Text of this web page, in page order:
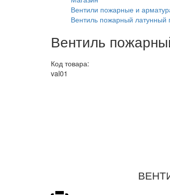
Вентили пожарные и
Вентиль пожарный
Вентиль
Код товара:
val01